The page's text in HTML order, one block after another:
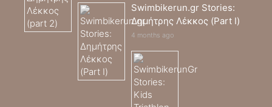
Swimbikerun.gr Stories:
Δημήτρης Λέκκος (Part I)
4 months ago